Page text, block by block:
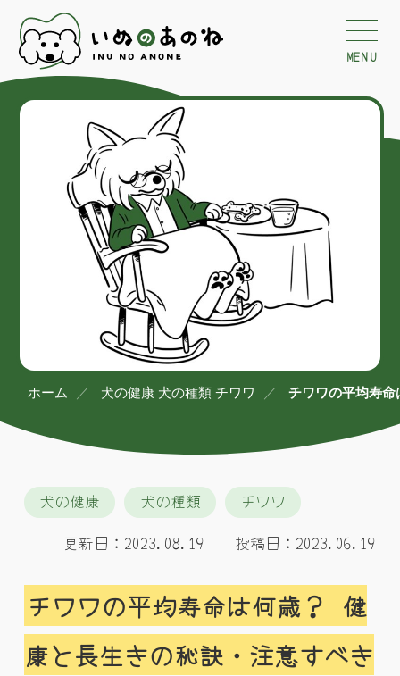
MENU
ホーム 犬の健康 犬の種類 チワワ チワワの平均寿
犬の健康 犬の種類
チワワ
更新日：2023.08.19 投稿日：2023.06.19
チワワの平均寿命は何歳？ 健
康と長生きの秘訣・注意すべき